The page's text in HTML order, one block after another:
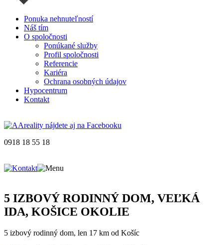
Ponuka nehnuteľností
Náš tím
O spoločnosti
Ponúkané služby
Profil spoločnosti
Referencie
Kariéra
Ochrana osobných údajov
Hypocentrum
Kontakt
0918 18 55 18
5 IZBOVÝ RODINNÝ DOM, VEĽKÁ
IDA, KOŠICE OKOLIE
5 izbový rodinný dom, len 17 km od Košíc